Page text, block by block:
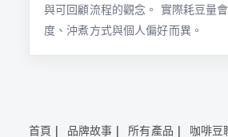
與可回顧流程的觀念。 實際耗豆量
度、沖煮方式與個人偏好而異。
首頁 品牌故事 所有產品 咖啡豆